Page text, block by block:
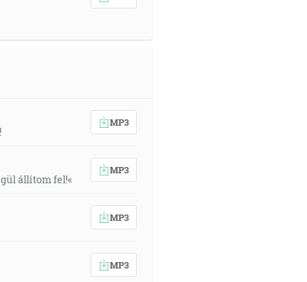
MP3
állítom fel!«
MP3
MP3
MP3